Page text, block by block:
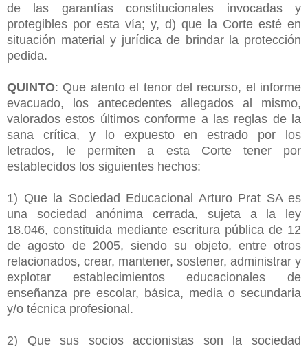
de las garantías constitucionales invocadas y
protegibles por esta vía; y, d) que la Corte esté en
situación material y jurídica de brindar la protección
pedida.
QUINTO: Que atento el tenor del recurso, el informe
evacuado, los antecedentes allegados al mismo,
valorados estos últimos conforme a las reglas de la
sana crítica, y lo expuesto en estrado por los
letrados, le permiten a esta Corte tener por
establecidos los siguientes hechos:
1) Que la Sociedad Educacional Arturo Prat SA es
una sociedad anónima cerrada, sujeta a la ley
18.046, constituida mediante escritura pública de 12
de agosto de 2005, siendo su objeto, entre otros
relacionados, crear, mantener, sostener, administrar y
explotar establecimientos educacionales de
enseñanza pre escolar, básica, media o secundaria
y/o técnica profesional.
2) Que sus socios accionistas son la sociedad